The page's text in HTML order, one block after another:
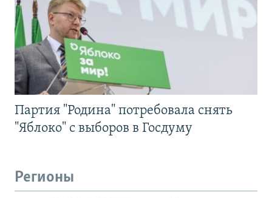
Партия "Родина" потребовала снять
"Яблоко" с выборов в Госдуму
Регионы